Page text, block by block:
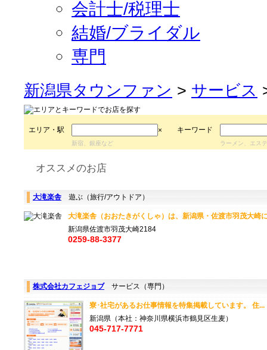
会計士/税理士
結婚/ブライダル
専門
新潟県タウンファン > サービス
エリア・駅 × キーワード
新宿、銀座など ラーメン、エス
オススメのお店
大滝楽舎 遊ぶ（旅行/アウトドア）
大滝楽舎（おおたきがくしゃ）は、新潟県・佐渡市羽茂大
新潟県佐渡市羽茂大崎2184
0259-88-3377
株式会社カフェジョブサービス（専門）
寮･社宅があるお仕事情報を特集掲載しています。 住
新潟県（本社：神奈川県横浜市鶴見区生麦）
045-717-7771